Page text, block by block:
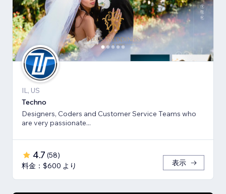
IL, US
Techno
Designers, Coders and Customer Service Teams who
are very passionate...
4.7 (58)
料金：$600 より
表示